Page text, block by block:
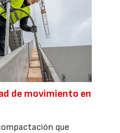
de movimiento en
que